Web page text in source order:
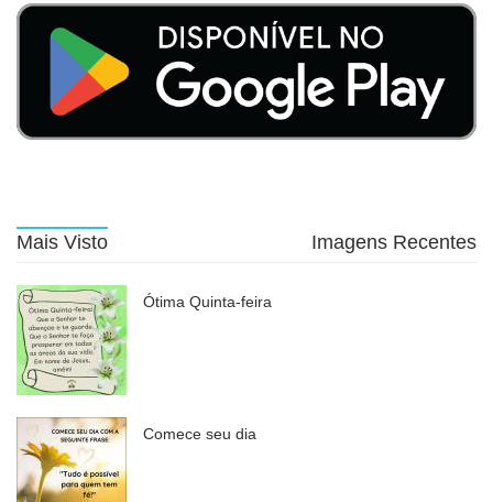
Mais Visto Imagens Recentes
Ótima Quinta-feira
Comece seu dia